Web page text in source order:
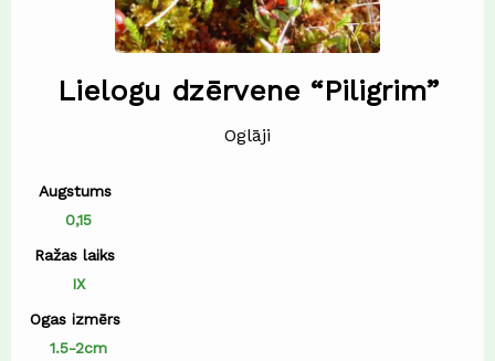
Lielogu dzērvene “Piligrim”
Oglāji
Augstums
0,15
Ražas laiks
IX
Ogas izmērs
1.5-2cm